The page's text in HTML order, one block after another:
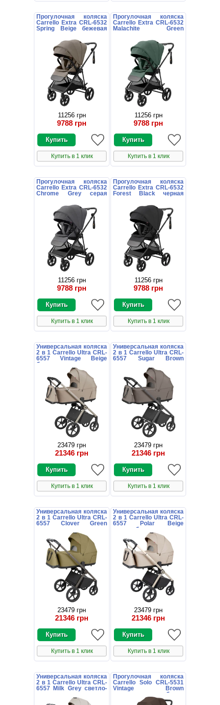
Прогулочная коляска
Carrello Extra CRL-6532
Spring Beige бежевая
11256 грн
9788 грн
Купить в 1 клик
Прогулочная коляска
Carrello Extra CRL-6532
Malachite Green
11256 грн
9788 грн
Купить в 1 клик
Прогулочная коляска
Carrello Extra CRL-6532
Chrome Grey серая
11256 грн
9788 грн
Купить в 1 клик
Прогулочная коляска
Carrello Extra CRL-6532
Forest Black черная
11256 грн
9788 грн
Купить в 1 клик
Универсальная коляска
2 в 1 Carrello Ultra CRL-
6557 Vintage Beige
бежевая
23479 грн
21346 грн
Купить в 1 клик
Универсальная коляска
2 в 1 Carrello Ultra CRL-
6557 Sugar Brown
23479 грн
21346 грн
Купить в 1 клик
Универсальная коляска
2 в 1 Carrello Ultra CRL-
6557 Clover Green
23479 грн
21346 грн
Купить в 1 клик
Универсальная коляска
2 в 1 Carrello Ultra CRL-
6557 Polar Beige
светло-бежевая
23479 грн
21346 грн
Купить в 1 клик
Универсальная коляска
2 в 1 Carrello Ultra CRL-
6557 Milk Grey светло-
Прогулочная коляска
Carrello Solo CRL-5531
Vintage Brown
коричневая с глубоким
капюшоном